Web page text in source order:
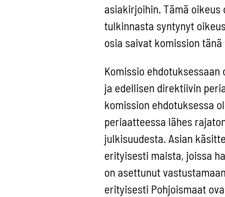
asiakirjoihin. Tämä
tulkinnasta syntynyt
osia saivat komission
Komissio
ja edellisen direktiivin
komission ehdotuksessa
periaatteessa lähes
julkisuudesta. Asian
erityisesti maista, joissa
on asettunut
erityisesti Pohjoismaat